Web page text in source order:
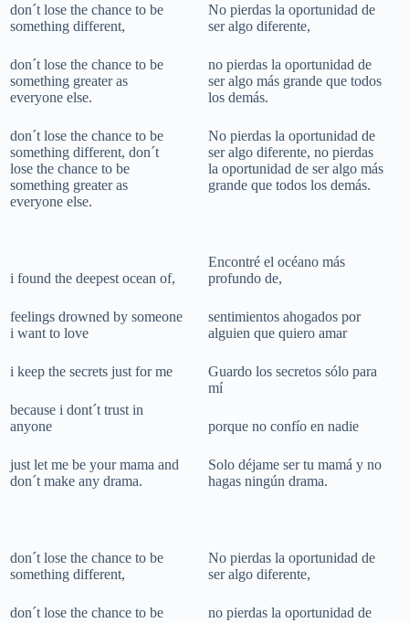
don´t lose the chance to be
something different,
don´t lose the chance to be
something greater as
everyone else.
don´t lose the chance to be
something different, don´t
lose the chance to be
something greater as
everyone else.
i found the deepest ocean of,
feelings drowned by someone
i want to love
i keep the secrets just for me
because i dont´t trust in
anyone
just let me be your mama and
don´t make any drama.
don´t lose the chance to be
something different,
don´t lose the chance to be
No pierdas la oportunidad de
ser algo diferente,
no pierdas la oportunidad de
ser algo más grande que todos
los demás.
No pierdas la oportunidad de
ser algo diferente, no pierdas
la oportunidad de ser algo más
grande que todos los demás.
Encontré el océano más
profundo de,
sentimientos ahogados por
alguien que quiero amar
Guardo los secretos sólo para
mí
porque no confío en nadie
Solo déjame ser tu mamá y no
hagas ningún drama.
No pierdas la oportunidad de
ser algo diferente,
no pierdas la oportunidad de